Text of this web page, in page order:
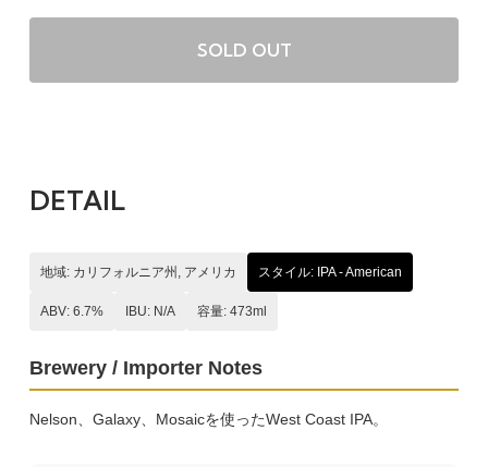
SOLD OUT
DETAIL
地域: カリフォルニア州, アメリカ スタイル: IPA - American
ABV: 6.7% IBU: N/A 容量: 473ml
Brewery / Importer Notes
Nelson、Galaxy、Mosaicを使ったWest Coast IPA。